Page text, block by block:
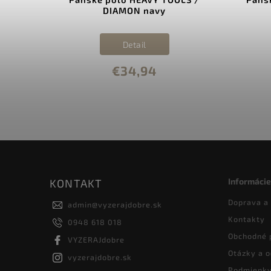
DIAMON navy
€34,94
Detail
KONTAKT
admin@vyzerajdobre.sk
0948 618 018
VYZERAJdobre
vyzerajdobre.sk
Doprava
Kontakty
Obchodné
Otázky a